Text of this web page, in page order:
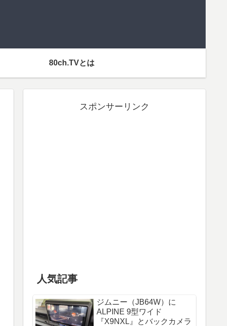
80ch.TVとは
スポンサーリンク
人気記事
ジムニー（JB64W）に
ALPINE 9型ワイド
『X9NXL』とバックカメラ